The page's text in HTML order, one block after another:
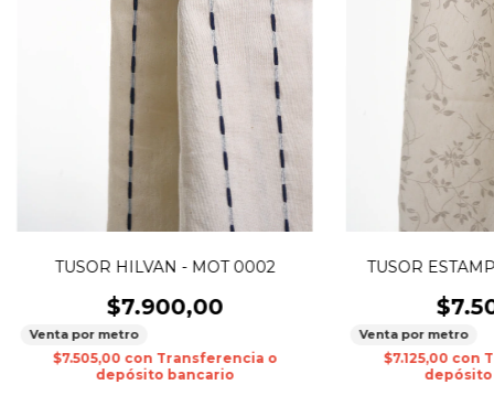
TUSOR HILVAN - MOT 0002
$7.900,00
Venta por metro
$7.505,00 con Transferencia o
depósito bancario
TUSOR
Venta por metro
$7.125,00 con